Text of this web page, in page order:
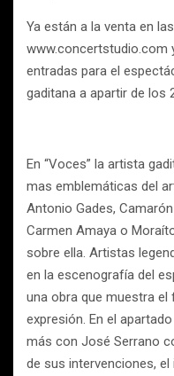
Ya están a la venta en
www.concertstudio.com
entradas para el
gaditana a apartir de los
En “Voces” la artista
mas emblemáticas del
Antonio Gades,
Carmen Amaya o
sobre ella. Artistas
en la escenografía del
una obra que muestra
expresión. En el
más con José Serrano
de sus intervenciones,